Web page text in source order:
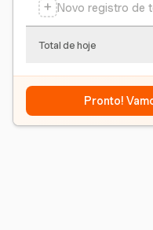
+ Novo registro de
Total de hoje
Pronto!